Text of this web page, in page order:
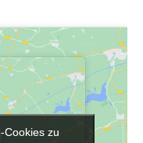
Cookies zu
Cookies zu